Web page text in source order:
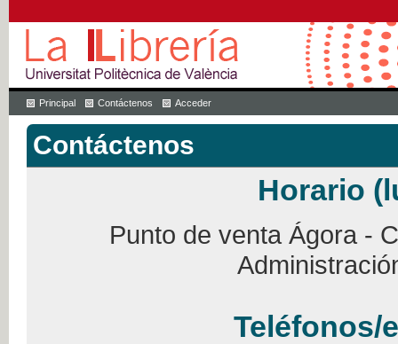
Principal Contáctenos Acceder
Contáctenos
Horario
Punto de venta Ágora -
Teléfonos/